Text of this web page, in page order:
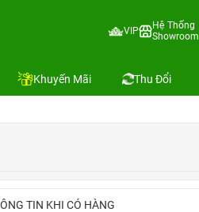
VIP
Hệ Thống
Showroom
Khuyến Mãi Thu Đổi
TIN KHI CÓ HÀNG